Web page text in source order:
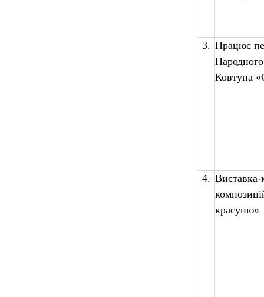
3. Працює
Ковтуна
4. Виставка-
красуню»